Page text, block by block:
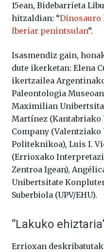
15ean, Bidebarrieta
hitzaldian: “Dinosauro
Iberiar penintsulan”.
Isasmendiz gain,
dute ikerketan: Elena
ikertzailea
Paleontologia
Maximilian
Martínez (Kantabriako
Company
Politeknikoa), Luis I.
(Errioxako
Zentroa Igean),
Unibertsitate
Suberbiola (UPV/EHU).
“Lakuko
Errioxan